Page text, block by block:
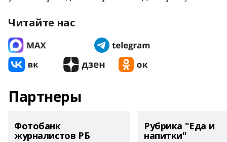
Читайте нас
Партнеры
Фотобанк
журналистов РБ
Рубрика "Еда и
напитки"